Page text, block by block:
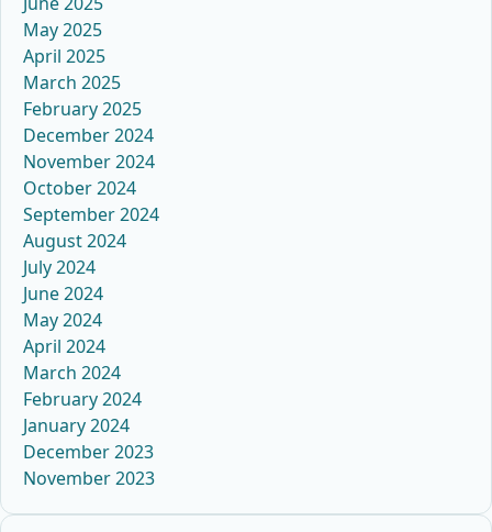
May 2025
April 2025
March 2025
February 2025
December 2024
November 2024
October 2024
September 2024
August 2024
July 2024
June 2024
May 2024
April 2024
March 2024
February 2024
January 2024
December 2023
November 2023